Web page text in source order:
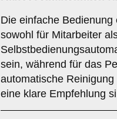
Die einfache
sowohl für Mitarbeiter
sein, während für das
automatische
eine klare Empfehlung